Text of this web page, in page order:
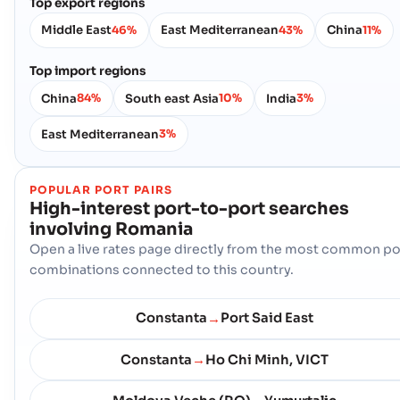
Middle East46% East Mediterranean43% China11%
Top import regions
China84% South east Asia10% India3%
East Mediterranean3%
POPULAR PORT PAIRS
High-interest port-to-port searches
involving Romania
Open a live rates page directly from the most common
combinations connected to this country.
Constanta → Port Said East
Constanta → Ho Chi Minh, VICT